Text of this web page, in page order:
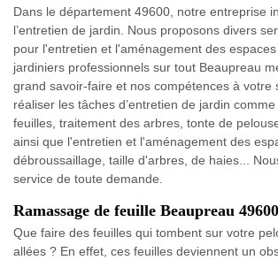
Dans le département 49600, notre entreprise
l’entretien de jardin. Nous proposons divers
pour l'entretien et l'aménagement des
jardiniers professionnels sur tout Beaupreau
grand savoir-faire et nos compétences à votre
réaliser les tâches d’entretien de jardin
feuilles, traitement des arbres, tonte de
ainsi que l'entretien et l'aménagement des
débroussaillage, taille d'arbres, de haies...
service de toute demande.
Ramassage de feuille Beaupreau 49600
Que faire des feuilles qui tombent sur votre
allées ? En effet, ces feuilles deviennent un